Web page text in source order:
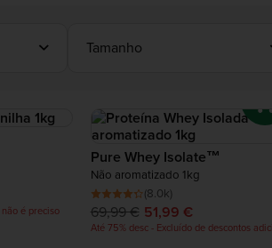
Tamanho
é preciso
Pure Whey Isolate™
Não aromatizado 1kg
(8.0k)
69,99 € 51,99 €
Até 75% desc - Excluído de descontos